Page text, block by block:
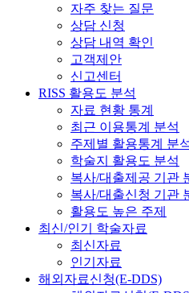
자주 찾는 질문
상담 신청
상담 내역 확인
고객제안
신고센터
RISS 활용도 분석
자료 현황 통계
최근 이용통계 분석
주제별 활용통계 분
학술지 활용도 분석
복사/대출제공 기관
복사/대출신청 기관
활용도 높은 주제
최신/인기 학술자료
최신자료
인기자료
해외자료신청(E-DDS)